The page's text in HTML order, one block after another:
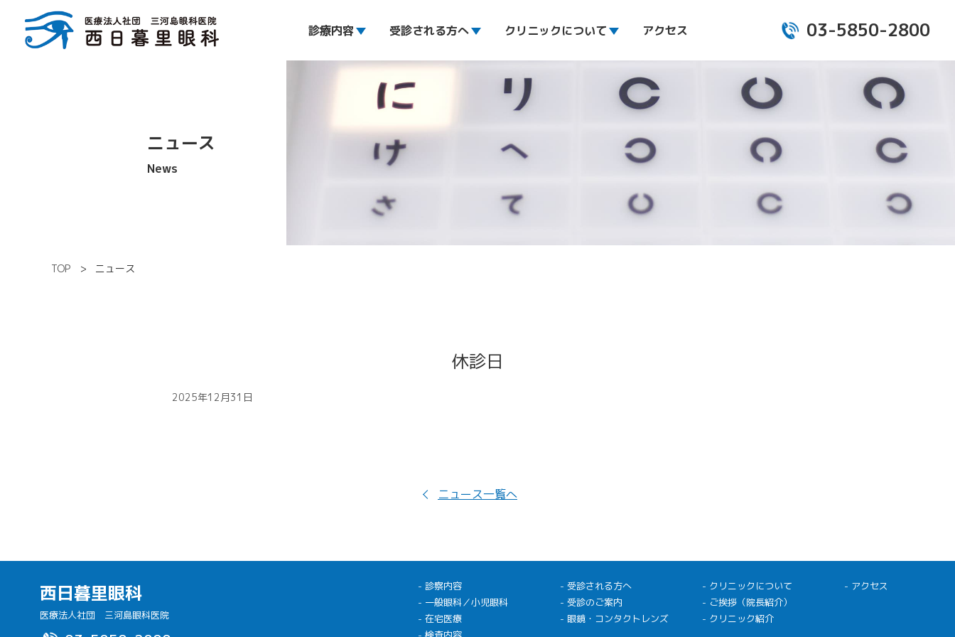
診療内容 受診される方へ クリニックについて アクセス 03-5850-2800
ニュース
News
TOP ニュース
休診日
2025年12月31日
ニュース一覧へ
西日暮里眼科
医療法人社団 三河島眼科医院
- 診察内容
- 一般眼科／小児眼科
- 在宅医療
- 受診される方へ
- 受診のご案内
- 眼鏡・コンタクトレンズ
- クリニックについて
- ご挨拶（院長紹介）
- クリニック紹介
- アクセス